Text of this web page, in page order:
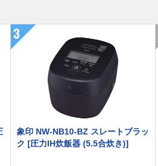
3
象印 NW-NB10-BZ スレートブラッ
ク [圧力IH炊飯器 (5.5合炊き)]